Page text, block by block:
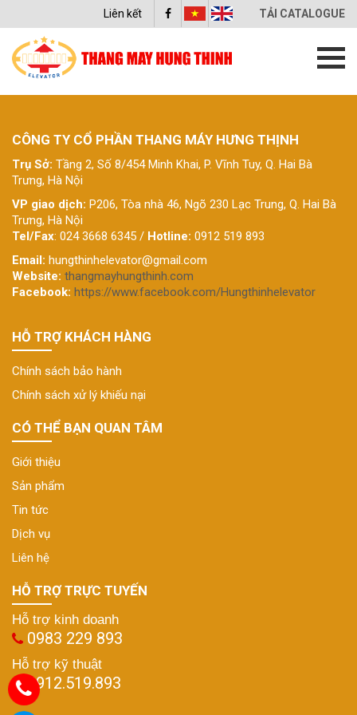
TẢI CATALOGUE
Liên kết
CÔNG TY CỔ PHẦN THANG MÁY HƯNG THỊNH
Trụ Sở: Tầng 2, Số 8/454 Minh Khai, P. Vĩnh Tuy, Q. Hai Bà
Trưng, Hà Nội
VP giao dịch: P206, Tòa nhà 46, Ngõ 230 Lạc Trung, Q. Hai Bà
Trưng, Hà Nội
Tel/Fax: 024 3668 6345 / Hotline: 0912 519 893
Email: hungthinhelevator@gmail.com
Website: thangmayhungthinh.com
Facebook: https://www.facebook.com/Hungthinhelevator
HỖ TRỢ KHÁCH HÀNG
Chính sách bảo hành
Chính sách xử lý khiếu nại
CÓ THỂ BẠN QUAN TÂM
Giới thiệu
Sản phẩm
Tin tức
Dịch vụ
Liên hệ
HỖ TRỢ TRỰC TUYẾN
Hỗ trợ kinh doanh
0983 229 893
Hỗ trợ kỹ thuật
0912.519.893